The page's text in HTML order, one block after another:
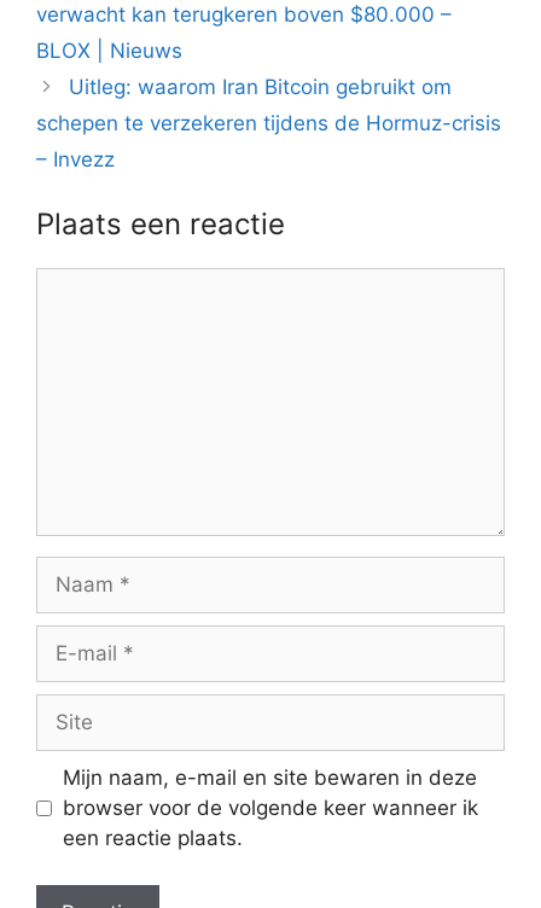
verwacht kan terugkeren boven $80.000 –
BLOX | Nieuws
Uitleg: waarom Iran Bitcoin gebruikt om
schepen te verzekeren tijdens de Hormuz-crisis
– Invezz
Plaats een reactie
Naam
Site
Mijn naam, e-mail en site bewaren in deze
browser voor de volgende keer wanneer ik
een reactie plaats.